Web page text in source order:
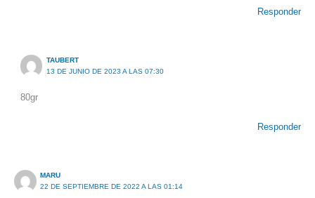
Responder
TAUBERT
13 DE JUNIO DE 2023 A LAS 07:30
80gr
Responder
MARU
22 DE SEPTIEMBRE DE 2022 A LAS 01:14